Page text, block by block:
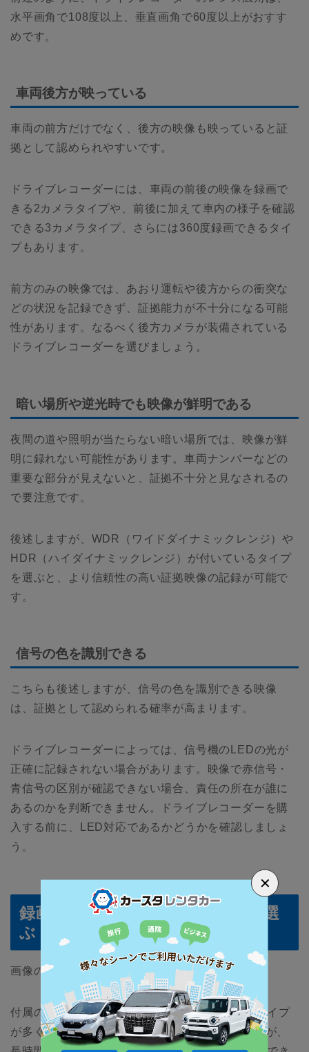
水平画角で108度以上、垂直画角で60度以上がおすす
めです。
車両後方が映っている
車両の前方だけでなく、後方の映像も映っていると証
拠として認められやすいです。
ドライブレコーダーには、車両の前後の映像を録画で
きる2カメラタイプや、前後に加えて車内の様子を確認
できる3カメラタイプ、さらには360度録画できるタイ
プもあります。
前方のみの映像では、あおり運転や後方からの衝突な
どの状況を記録できず、証拠能力が不十分になる可能
性があります。なるべく後方カメラが装備されている
ドライブレコーダーを選びましょう。
暗い場所や逆光時でも映像が鮮明である
夜間の道や照明が当たらない暗い場所では、映像が鮮
明に録れない可能性があります。車両ナンバーなどの
重要な部分が見えないと、証拠不十分と見なされるの
で要注意です。
後述しますが、WDR（ワイドダイナミックレンジ）や
HDR（ハイダイナミックレンジ）が付いているタイプ
を選ぶと、より信頼性の高い証拠映像の記録が可能で
す。
信号の色を識別できる
こちらも後述しますが、信号の色を識別できる映像
は、証拠として認められる確率が高まります。
ドライブレコーダーによっては、信号機のLEDの光が
正確に記録されない場合があります。映像で赤信号・
青信号の区別が確認できない場合、責任の所在が誰に
あるのかを判断できません。ドライブレコーダーを購
入する前に、LED対応であるかどうかを確認しましょ
う。
録画時間は運転スタイルによって選
ぶ
画像の録画時間も重要なポイントのひとつ。
付属のメモリーカードで1〜2時間分録画できるタイプ
が多く、日常の通勤や買物程度であれば十分ですが、
✕